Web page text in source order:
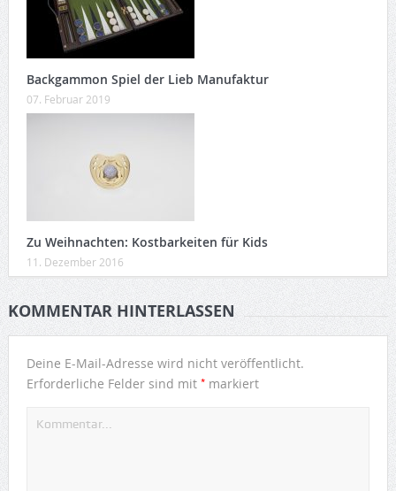
Backgammon Spiel der Lieb Manufaktur
07. Februar 2019
Zu Weihnachten: Kostbarkeiten für Kids
11. Dezember 2016
KOMMENTAR HINTERLASSEN
Deine E-Mail-Adresse wird nicht veröffentlicht.
Erforderliche Felder sind mit *markiert